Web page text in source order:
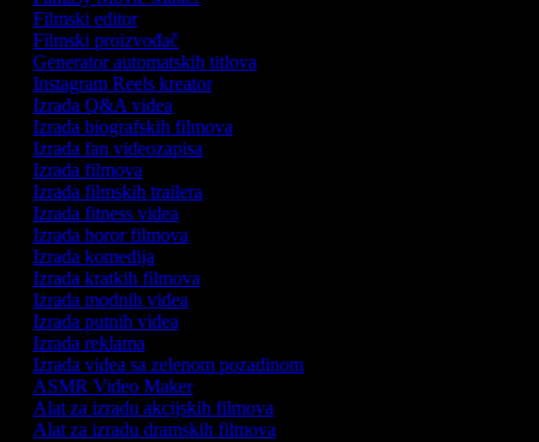
Filmski editor
Filmski proizvođač
Generator automatskih titlova
Instagram Reels kreator
Izrada Q&A videa
Izrada biografskih filmova
Izrada fan videozapisa
Izrada filmova
Izrada filmskih trailera
Izrada fitness videa
Izrada horor filmova
Izrada komedija
Izrada kratkih filmova
Izrada modnih videa
Izrada putnih videa
Izrada reklama
Izrada videa sa zelenom pozadinom
ASMR Video Maker
Alat za izradu akcijskih filmova
Alat za izradu dramskih filmova